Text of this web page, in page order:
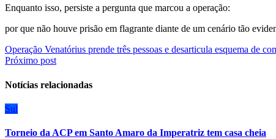
Enquanto isso, persiste a pergunta que marcou a operação:
por que não houve prisão em flagrante diante de um cenário tão
Navegação
de
Post
Operação Venatórius prende três pessoas e desarticula esquema de
Próximo post
Notícias relacionadas
Sul
Torneio da ACP em Santo Amaro da Imperatriz tem casa cheia